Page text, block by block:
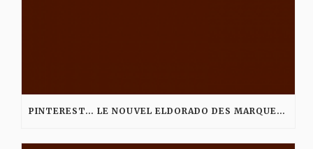
PINTEREST… LE NOUVEL ELDORADO DES MARQUES ?